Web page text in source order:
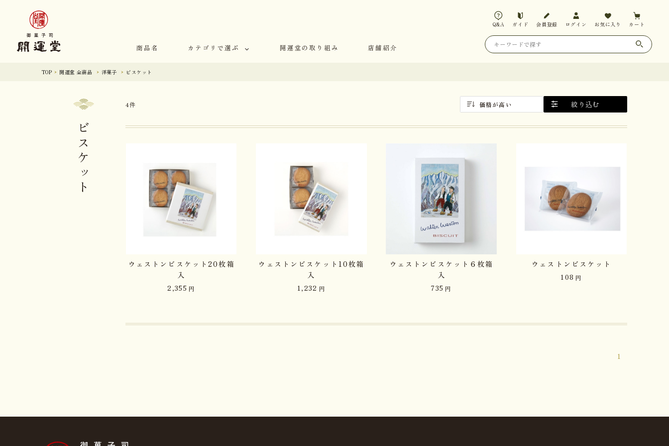
商品名 カテゴリで選ぶ 開運堂の取り組み 店舗紹介
Q&A ガイド 会員登録 ログイン お気に入り カート
TOP 開運堂 全商品 洋菓子 ビスケット
ビスケット
4件 価格が高い 絞り込む
ウェストンビスケット20枚箱
入
2,355 円
ウェストンビスケット10枚箱
入
1,232 円
ウェストンビスケット６枚箱
入
735 円
ウェストンビスケット
108 円
1